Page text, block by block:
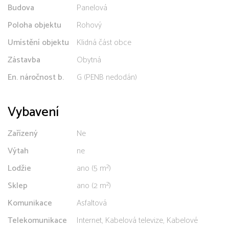
Budova
Panelová
Poloha objektu
Rohový
Umístění objektu
Klidná část obce
Zástavba
Obytná
En. náročnost b.
G (PENB nedodán)
Vybavení
Zařízený
Ne
Výtah
ne
Lodžie
ano (5 m²)
Sklep
ano (2 m²)
Komunikace
Asfaltová
Telekomunikace
Internet, Kabelová televize, Kabelové